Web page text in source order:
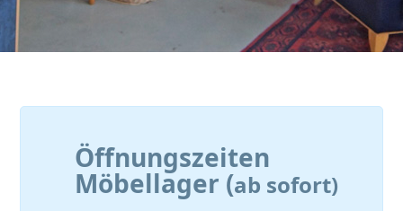
Öffnungszeiten
Möbellager (ab sofort)